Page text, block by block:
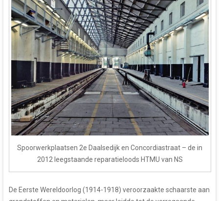
Spoorwerkplaatsen 2e Daalsedijk en Concordiastraat – de in
2012 leegstaande reparatieloods HTMU van NS
De Eerste Wereldoorlog (1914-1918) veroorzaakte schaarste aan